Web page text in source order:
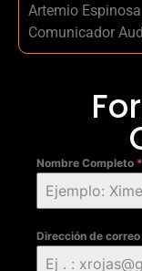
Artemio
Comunicador
Nombre Completo *
Dirección de